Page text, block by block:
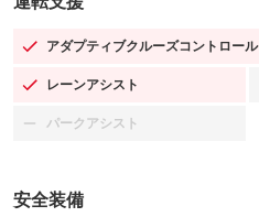
アダプティブクルーズコントロール
：装備あり
レーンアシスト
：装備あり
パークアシスト
：装備なし
安全装備